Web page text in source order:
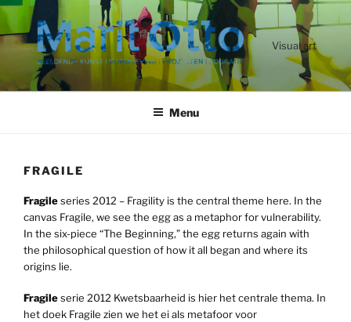
Ga
naar
de
Visual art
Menu
FRAGILE
Fragileseries 2012 – Fragility is the central theme here. In the
canvas Fragile, we see the egg as a metaphor for vulnerability.
In the six-piece “The Beginning,” the egg returns again with
the philosophical question of how it all began and where its
origins lie.
Fragileserie 2012 Kwetsbaarheid is hier het centrale thema. In
het doek Fragile zien we het ei als metafoor voor